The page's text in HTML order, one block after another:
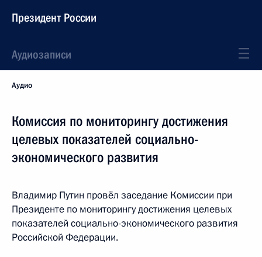
Президент России
Аудиозаписи
Аудио
Комиссия по мониторингу достижения
целевых показателей социально-
экономического развития
Владимир Путин провёл заседание Комиссии при
Президенте по мониторингу достижения целевых
показателей социально-экономического развития
Российской Федерации.